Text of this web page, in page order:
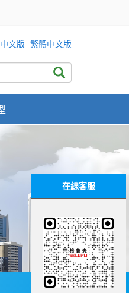
文版 繁體中文版
在線客服